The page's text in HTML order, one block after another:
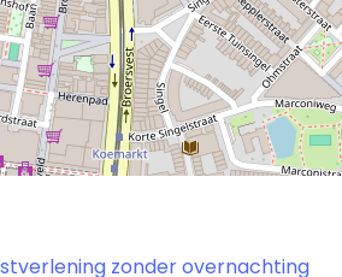
zonder overnachting